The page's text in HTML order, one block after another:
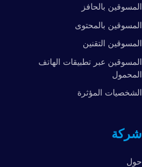
المسوقين بالحافز
المسوقين بالمحتوى
المسوقين التقنين
المسوقين عبر تطبيقات الهاتف
المحمول
الشخصيات المؤثرة
شركة
حول